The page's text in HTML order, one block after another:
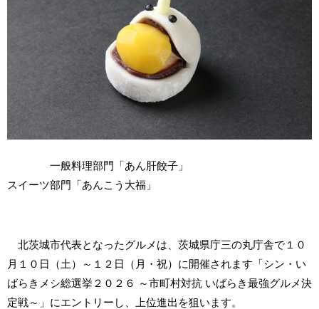
一般料理部門「あん肝餃子」
スイーツ部門「あんこう大福」
北茨城市代表となったグルメは、茨城県庁三の丸庁舎で１０
月１０日（土）～１２日（月・祝）に開催されます「シン・い
ばらきメシ総選挙２０２６ ～市町村対抗 いばらき最強グルメ決
定戦～」にエントリーし、上位進出を狙います。